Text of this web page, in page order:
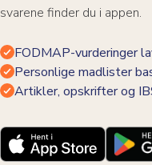
svarene finder du i appen.
FODMAP-vurderinger
Personlige madlister
Artikler, opskrifter og